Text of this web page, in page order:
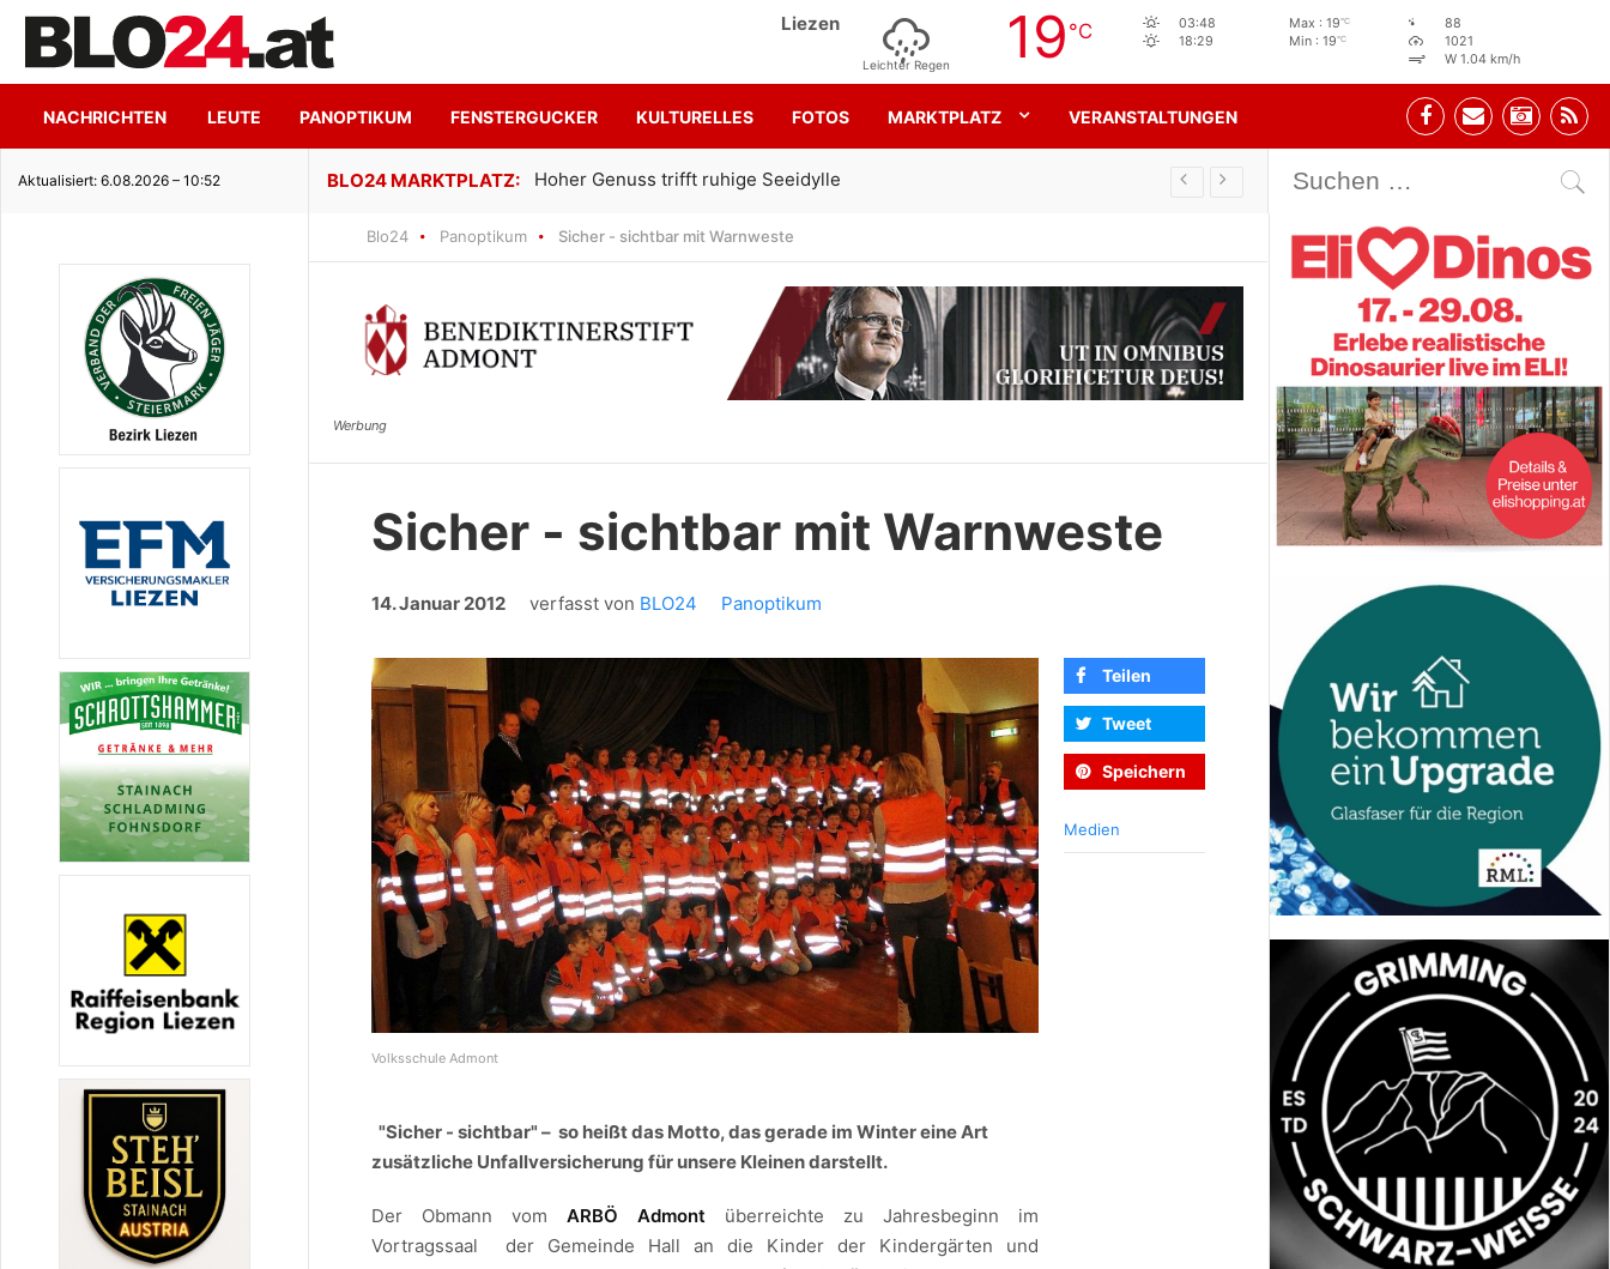
Liezen
Leichter Regen 19 °C
03:48
18:29
Max : 19°C
Min : 19°C
88
1021
W 1.04 km/h
NACHRICHTEN LEUTE PANOPTIKUM FENSTERGUCKER KULTURELLES FOTOS MARKTPLATZ VERANSTALTUNGEN
Aktualisiert: 6.08.2026 – 10:52
Seeidylle Gemeinsam für den SK Sturm Stehbeisl Stainach Öffnungszeiten
Blo24 Panoptikum Sicher - sichtbar mit Warnweste
Sicher - sichtbar mit Warnweste
14. Januar 2012 verfasst von BLO24 Panoptikum
Volksschule Admont
"Sicher - sichtbar" – so heißt das Motto, das gerade im Winter eine Art
zusätzliche Unfallversicherung für unsere Kleinen darstellt.
Der Obmann vomARBÖ Admont überreichte zu Jahresbeginn im
Vortragssaal der Gemeinde Hall an die Kinder der Kindergärten und
Teilen
Tweet
Speichern
Medien